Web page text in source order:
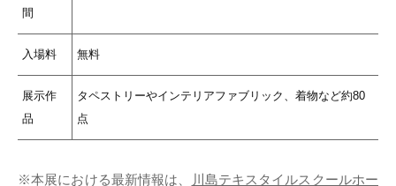
間
入場料 無料
展示作
品
タペストリーやインテリアファブリック、着物など約80
点
※本展における最新情報は、
川島テキスタイルスクールホー